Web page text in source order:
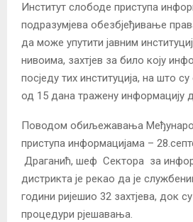
Институт слободе приступа
подразумјева обезбјеђивање
да може упутити јавним
нивоима, захтјев за било коју
посједу тих институција, на што
од 15 дана тражену информацију
Поводом обиљежавања
приступа информацијама –
Драганић, шеф Сектора за
дистрикта је рекао да је
години ријешио 32 захтјева, док
процедури рјешавања.